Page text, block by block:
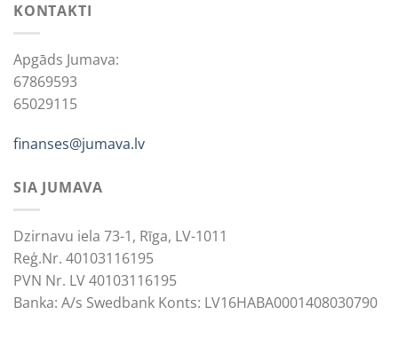
KONTAKTI
Apgāds Jumava:
67869593
65029115
finanses@jumava.lv
SIA JUMAVA
Dzirnavu iela 73-1, Rīga, LV-1011
Reģ.Nr. 40103116195
PVN Nr. LV 40103116195
Banka: A/s Swedbank Konts: LV16HABA0001408030790